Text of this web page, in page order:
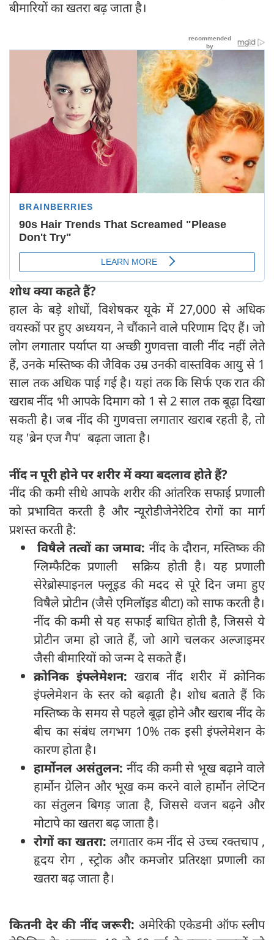
बीमारियों का खतरा बढ़ जाता है।
शोध क्या कहते हैं?
हाल के बड़े शोधों, विशेषकर यूके में 27,000 से अधिक
वयस्कों पर हुए अध्ययन, ने चौंकाने वाले परिणाम दिए हैं। जो
लोग लगातार पर्याप्त या अच्छी गुणवत्ता वाली नींद नहीं लेते
हैं, उनके मस्तिष्क की जैविक उम्र उनकी वास्तविक आयु से 1
साल तक अधिक पाई गई है। यहां तक कि सिर्फ एक रात की
खराब नींद भी आपके दिमाग को 1 से 2 साल तक बूढ़ा दिखा
सकती है। जब नींद की गुणवत्ता लगातार खराब रहती है, तो
यह 'ब्रेन एज गैप' बढ़ता जाता है।
नींद न पूरी होने पर शरीर में क्या बदलाव होते हैं?
नींद की कमी सीधे आपके शरीर की आंतरिक सफाई प्रणाली
को प्रभावित करती है और न्यूरोडीजेनेरेटिव रोगों का मार्ग
प्रशस्त करती है:
विषैले तत्वों का जमाव: नींद के दौरान, मस्तिष्क की
ग्लिम्फैटिक प्रणाली सक्रिय होती है। यह प्रणाली
सेरेब्रोस्पाइनल फ्लूइड की मदद से पूरे दिन जमा हुए
विषैले प्रोटीन (जैसे एमिलॉइड बीटा) को साफ करती है।
नींद की कमी से यह सफाई बाधित होती है, जिससे ये
प्रोटीन जमा हो जाते हैं, जो आगे चलकर अल्जाइमर
जैसी बीमारियों को जन्म दे सकते हैं।
क्रोनिक इंफ्लेमेशन: खराब नींद शरीर में क्रोनिक
इंफ्लेमेशन के स्तर को बढ़ाती है। शोध बताते हैं कि
मस्तिष्क के समय से पहले बूढ़ा होने और खराब नींद के
बीच का संबंध लगभग 10% तक इसी इंफ्लेमेशन के
कारण होता है।
हार्मोनल असंतुलन: नींद की कमी से भूख बढ़ाने वाले
हार्मोन ग्रेलिन और भूख कम करने वाले हार्मोन लेप्टिन
का संतुलन बिगड़ जाता है, जिससे वजन बढ़ने और
मोटापे का खतरा बढ़ जाता है।
रोगों का खतरा: लगातार कम नींद से उच्च रक्तचाप ,
हृदय रोग , स्ट्रोक और कमजोर प्रतिरक्षा प्रणाली का
खतरा बढ़ जाता है।
कितनी देर की नींद जरूरी: अमेरिकी एकेडमी ऑफ स्लीप